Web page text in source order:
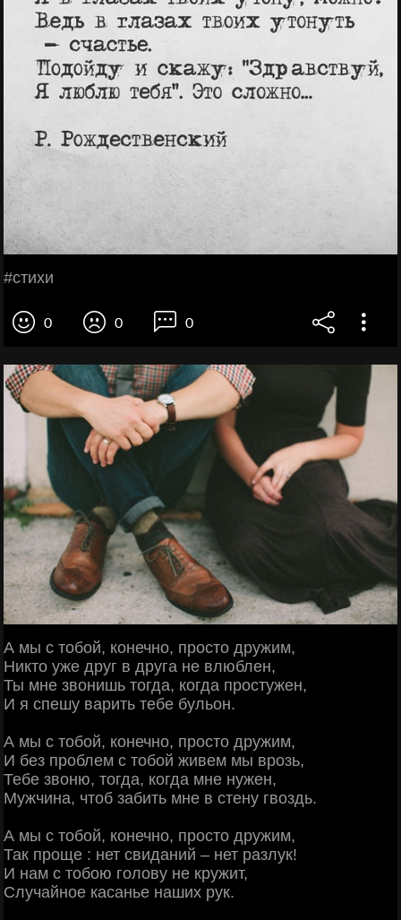
#стихи
0 0 0
А мы с тобой, конечно, просто дружим,
Никто уже друг в друга не влюблен,
Ты мне звонишь тогда, когда простужен,
И я спешу варить тебе бульон.
А мы с тобой, конечно, просто дружим,
И без проблем с тобой живем мы врозь,
Тебе звоню, тогда, когда мне нужен,
Мужчина, чтоб забить мне в стену гвоздь.
А мы с тобой, конечно, просто дружим,
Так проще : нет свиданий – нет разлук!
И нам с тобою голову не кружит,
Случайное касанье наших рук.